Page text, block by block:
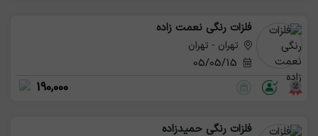
فلزات رنگی نعمت زاده
تهران - تهران
190,000
فلزات رنگی حمیدزاده